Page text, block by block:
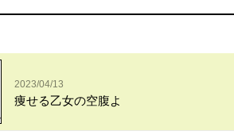
2023/04/13
痩せる乙女の空腹よ